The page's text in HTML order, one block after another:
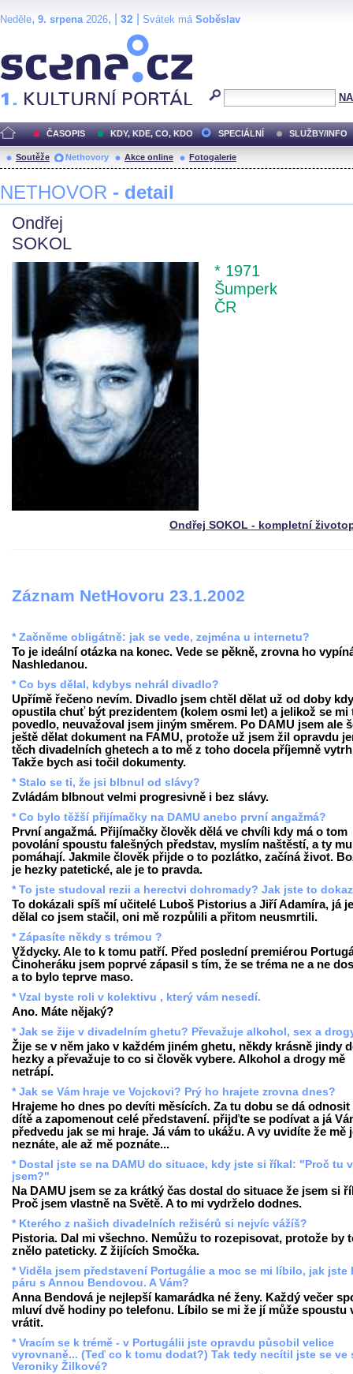
Neděle, 9. srpena2026, | 32 Svátek má Soběslav
ČASOPIS KDY, KDE, CO, KDO SPECIÁLNÍ SLUŽBY/INFO
Soutěže Nethovory Akce online Fotogalerie
NETHOVOR - detail
Ondřej
SOKOL
* 1971
Šumperk
ČR
Ondřej SOKOL - kompletní
Záznam NetHovoru 23.1.2002
* Začněme obligátně: jak se vede, zejména u internetu?
To je ideální otázka na konec. Vede se pěkně, zrovna ho
Nashledanou.
* Co bys dělal, kdybys nehrál divadlo?
Upřímě řečeno nevím. Divadlo jsem chtěl dělat už od doby
opustila chuť být prezidentem (kolem osmi let) a jelikož se mi
povedlo, neuvažoval jsem jiným směrem. Po DAMU jsem ale
ještě dělat dokument na FAMU, protože už jsem žil opravdu
těch divadelních ghetech a to mě z toho docela příjemně
Takže bych asi točil dokumenty.
* Stalo se ti, že jsi blbnul od slávy?
Zvládám blbnout velmi progresivně i bez slávy.
* Co bylo těžší přijímačky na DAMU anebo první angažmá?
První angažmá. Přijímačky člověk dělá ve chvíli kdy má o tom
povolání spoustu falešných představ, myslím naštěstí, a ty
pomáhají. Jakmile člověk přijde o to pozlátko, začíná život.
je hezky patetické, ale je to pravda.
* To jste studoval rezii a herectvi dohromady? Jak jste to
To dokázali spíš mí učitelé Luboš Pistorius a Jiří Adamíra, já
dělal co jsem stačil, oni mě rozpůlili a přitom neusmrtili.
* Zápasíte někdy s trémou ?
Vždycky. Ale to k tomu patří. Před poslední premiérou
Činoheráku jsem poprvé zápasil s tím, že se tréma ne a ne
a to bylo teprve maso.
* Vzal byste roli v kolektivu , který vám nesedí.
Ano. Máte nějaký?
* Jak se žije v divadelním ghetu? Převažuje alkohol, sex a
Žije se v něm jako v každém jiném ghetu, někdy krásně jindy
hezky a převažuje to co si člověk vybere. Alkohol a drogy mě
netrápí.
* Jak se Vám hraje ve Vojckovi? Prý ho hrajete zrovna dnes?
Hrajeme ho dnes po devíti měsících. Za tu dobu se dá odnosit
dítě a zapomenout celé představení. přijďte se podívat a já
předvedu jak se mi hraje. Já vám to ukážu. A vy uvidíte že mě
neznáte, ale až mě poznáte...
* Dostal jste se na DAMU do situace, kdy jste si říkal: "Proč tu
jsem?"
Na DAMU jsem se za krátký čas dostal do situace že jsem si
Proč jsem vlastně na Světě. A to mi vydrželo dodnes.
* Kterého z našich divadelních režisérů si nejvíc vážíš?
Pistoria. Dal mi všechno. Nemůžu to rozepisovat, protože by
znělo pateticky. Z žijících Smočka.
* Viděla jsem představení Portugálie a moc se mi líbilo, jak jste
páru s Annou Bendovou. A Vám?
Anna Bendová je nejlepší kamarádka né ženy. Každý večer
mluví dvě hodiny po telefonu. Líbilo se mi že jí může spoustu
vrátit.
* Vracím se k trémě - v Portugálii jste opravdu působil velice
vyrovnaně... (Teď co k tomu dodat?) Tak tedy necítil jste se ve
Veroniky Žilkové?